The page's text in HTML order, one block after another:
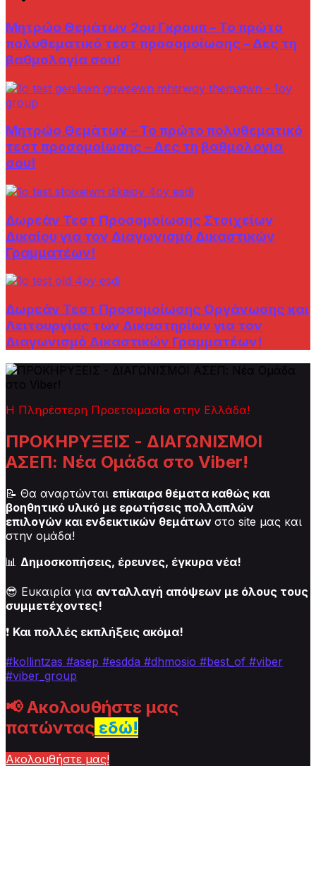
Μητρώο Θεμάτων 2ου Γκρουπ – Το πρώτο
πολυθεματικό τεστ προσομοίωσης – Δες τη
βαθμολογία σου!
Μητρώο Θεμάτων – Το πρώτο πολυθεματικό
τεστ προσομοίωσης – Δες τη βαθμολογία
σου!
Δωρεάν Τεστ Προσομοίωσης Στοιχείων
Δικαίου για τον Διαγωνισμό Δικαστικών
Γραμματέων!
Δωρεάν Τεστ Προσομοίωσης Οργάνωσης και
Λειτουργίας των Δικαστηρίων για τον
Διαγωνισμό Δικαστικών Γραμματέων!
Η Πληρέστερη Προετοιμασία στην Ελλάδα!
ΠΡΟΚΗΡΥΞΕΙΣ - ΔΙΑΓΩΝΙΣΜΟΙ
ΑΣΕΠ: Νέα Ομάδα στο Viber!
📝 Θα αναρτώνται επίκαιρα θέματα καθώς και
βοηθητικό υλικό με ερωτήσεις πολλαπλών
επιλογών και ενδεικτικών θεμάτων στο site μας και
στην ομάδα!
📊 Δημοσκοπήσεις, έρευνες, έγκυρα νέα!
😎 Ευκαιρία για ανταλλαγή απόψεων με όλους τους
συμμετέχοντες!
❗ Και πολλές εκπλήξεις ακόμα!
#kollintzas #asep #esdda #dhmosio #best_of #viber
#viber_group
📢 Ακολουθήστε μας
πατώντας εδώ!
Ακολουθήστε μας!